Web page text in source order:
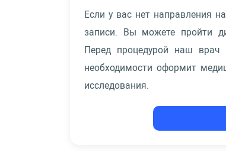
Если у вас нет направления
записи. Вы можете пройти
Перед процедурой наш врач
необходимости оформит
исследования.